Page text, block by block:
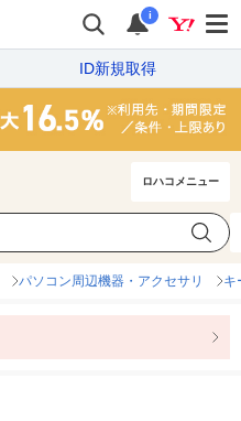
i
ID新規取得
ロハコメニュー
価格帯
パソコン周辺機器・アクセサリ キ